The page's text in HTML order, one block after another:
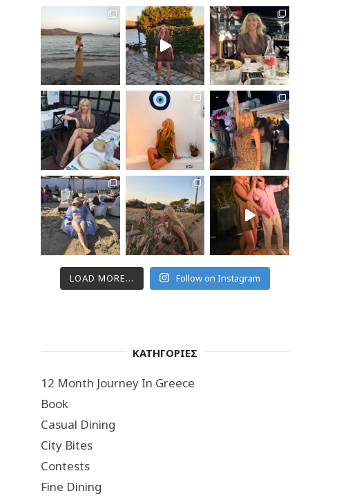
LOAD MORE... Follow on Instagram
ΚΑΤΗΓΟΡΙΕΣ
12 Month Journey In Greece
Book
Casual Dining
City Bites
Contests
Fine Dining